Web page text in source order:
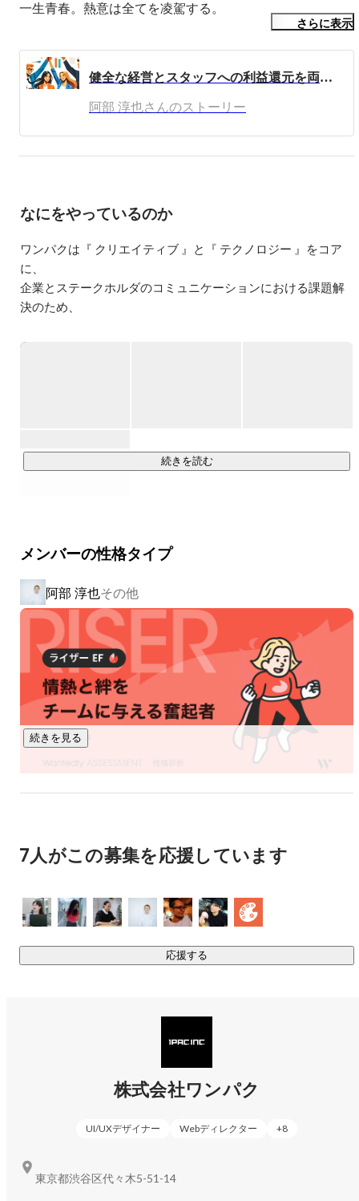
一生青春。熱意は全てを凌駕する。
さらに表示
健全な経営とスタッフへの利益還元を両立する、創業時からの大切な考え方
阿部 淳也さんのストーリー
なにをやっているのか
ワンパクは『 クリエイティブ 』と『 テクノロジー 』をコア
に、
企業とステークホルダのコミュニケーションにおける課題解
決のため、
ッケージ 』で
続きを読む
メンバーの性格タイプ
阿部 淳也その他
PM・ディレクター・広報
続きを見る
7人がこの募集を応援しています
応援する
株式会社ワンパク
UI/UXデザイナー Webディレクター +8
東京都渋谷区代々木5-51-14